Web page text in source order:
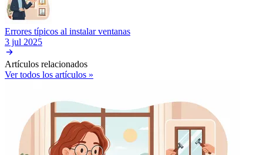
Errores típicos al instalar ventanas
3 jul 2025
Artículos relacionados
Ver todos los artículos »